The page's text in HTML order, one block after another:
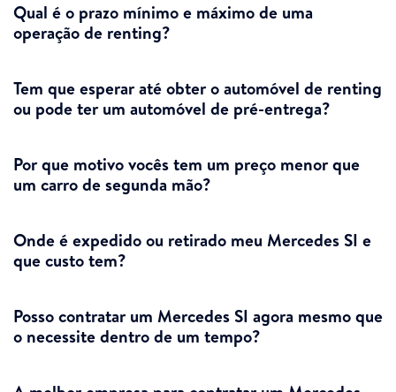
Qual é o prazo mínimo e máximo de uma
operação de renting?
Tem que esperar até obter o automóvel de renting
ou pode ter um automóvel de pré-entrega?
Por que motivo vocês tem um preço menor que
um carro de segunda mão?
Onde é expedido ou retirado meu Mercedes SI e
que custo tem?
Posso contratar um Mercedes SI agora mesmo que
o necessite dentro de um tempo?